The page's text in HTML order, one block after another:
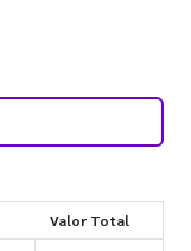
Valor Total